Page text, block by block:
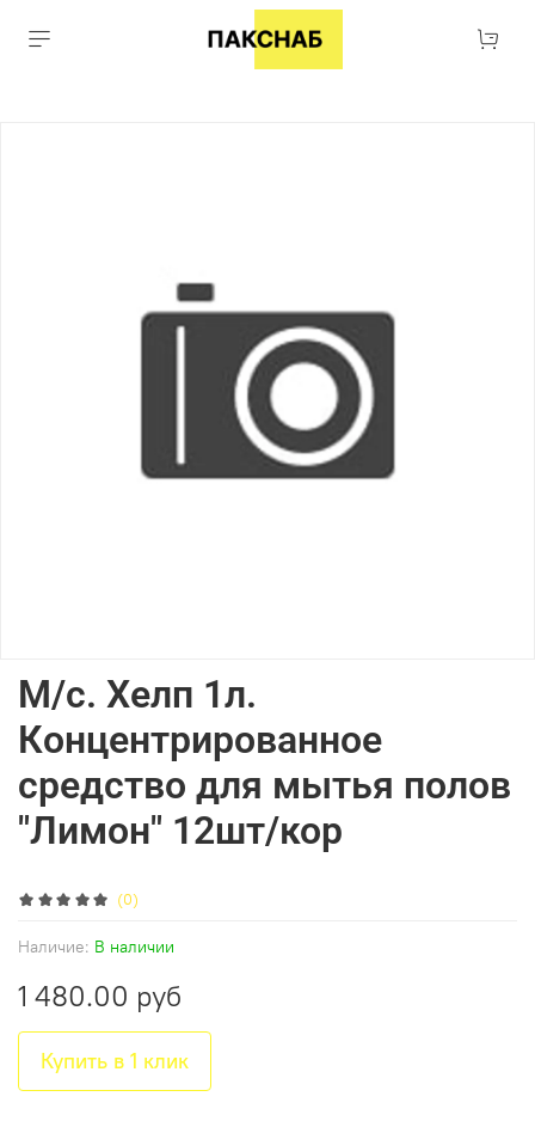
(0)
Наличие: В наличии
М/с. Хелп 1л.
Концентрированное
средство для мытья полов
"Лимон" 12шт/кор
1 480.00 руб
Купить в 1 клик